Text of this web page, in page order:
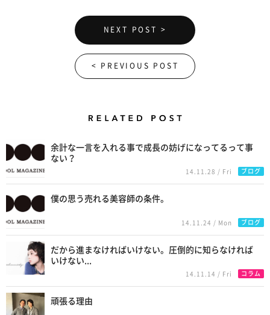
NEXT POST >
< PREVIOUS POST
余計な一言を入れる事で成長の妨げになってるって事
ない？
14.11.28 / Fri ブログ
僕の思う売れる美容師の条件。
14.11.24 / Mon ブログ
だから進まなければいけない。圧倒的に知らなければ
いけない...
14.11.14 / Fri コラム
頑張る理由